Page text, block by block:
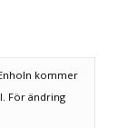
kommer
För ändring